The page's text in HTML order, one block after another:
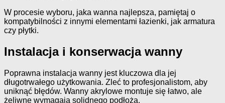
W procesie wyboru, jaka wanna najlepsza, pamiętaj o
kompatybilności z innymi elementami łazienki, jak armatura
czy płytki.
Instalacja i konserwacja wanny
Poprawna instalacja wanny jest kluczowa dla jej
długotrwałego użytkowania. Zleć to profesjonalistom, aby
uniknąć błędów. Wanny akrylowe montuje się łatwo, ale
żeliwne wymagają solidnego podłoża.